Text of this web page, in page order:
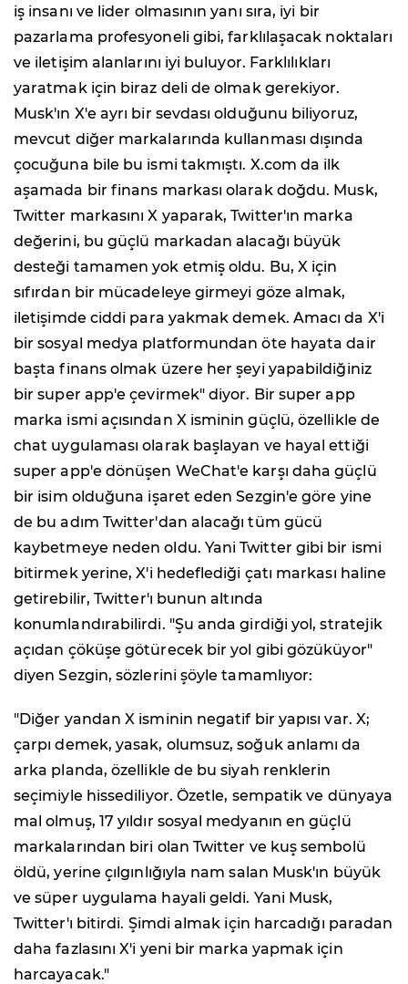
iş insanı ve lider olmasının yanı sıra, iyi bir
pazarlama profesyoneli gibi, farklılaşacak noktaları
ve iletişim alanlarını iyi buluyor. Farklılıkları
yaratmak için biraz deli de olmak gerekiyor.
Musk'ın X'e ayrı bir sevdası olduğunu biliyoruz,
mevcut diğer markalarında kullanması dışında
çocuğuna bile bu ismi takmıştı. X.com da ilk
aşamada bir finans markası olarak doğdu. Musk,
Twitter markasını X yaparak, Twitter'ın marka
değerini, bu güçlü markadan alacağı büyük
desteği tamamen yok etmiş oldu. Bu, X için
sıfırdan bir mücadeleye girmeyi göze almak,
iletişimde ciddi para yakmak demek. Amacı da X'i
bir sosyal medya platformundan öte hayata dair
başta finans olmak üzere her şeyi yapabildiğiniz
bir super app'e çevirmek" diyor. Bir super app
marka ismi açısından X isminin güçlü, özellikle de
chat uygulaması olarak başlayan ve hayal ettiği
super app'e dönüşen WeChat'e karşı daha güçlü
bir isim olduğuna işaret eden Sezgin'e göre yine
de bu adım Twitter'dan alacağı tüm gücü
kaybetmeye neden oldu. Yani Twitter gibi bir ismi
bitirmek yerine, X'i hedeflediği çatı markası haline
getirebilir, Twitter'ı bunun altında
konumlandırabilirdi. "Şu anda girdiği yol, stratejik
açıdan çöküşe götürecek bir yol gibi gözüküyor"
diyen Sezgin, sözlerini şöyle tamamlıyor:
"Diğer yandan X isminin negatif bir yapısı var. X;
çarpı demek, yasak, olumsuz, soğuk anlamı da
arka planda, özellikle de bu siyah renklerin
seçimiyle hissediliyor. Özetle, sempatik ve dünyaya
mal olmuş, 17 yıldır sosyal medyanın en güçlü
markalarından biri olan Twitter ve kuş sembolü
öldü, yerine çılgınlığıyla nam salan Musk'ın büyük
ve süper uygulama hayali geldi. Yani Musk,
Twitter'ı bitirdi. Şimdi almak için harcadığı paradan
daha fazlasını X'i yeni bir marka yapmak için
harcayacak."